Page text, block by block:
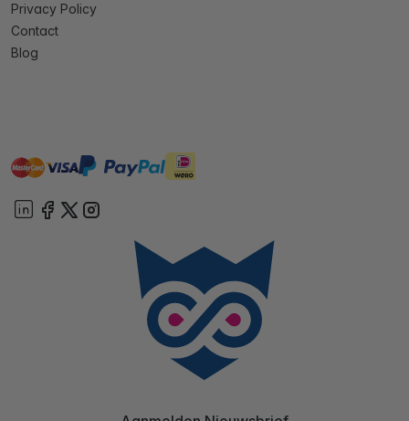
Privacy Policy
Contact
Blog
mastervisa paypal ideal